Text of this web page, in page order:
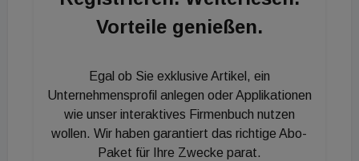
Hoppe bei der offiziellen Bestätigung seiner
Position im Rahmen der Generalversammlung des
Neben Hoppe ist Susanne Schindler (Allplan) als
Vizepräsidentin mit an Bord, die weiteren
Präsidiumsmitglieder sind Wolfgang Kradischnig
Vorteile genießen.
Egal ob Sie exklusive Artikel, ein
Unternehmensprofil anlegen oder Applikationen
wie unser interaktives Firmenbuch nutzen
wollen. Wir haben garantiert das richtige Abo-
Paket für Ihre Zwecke parat.